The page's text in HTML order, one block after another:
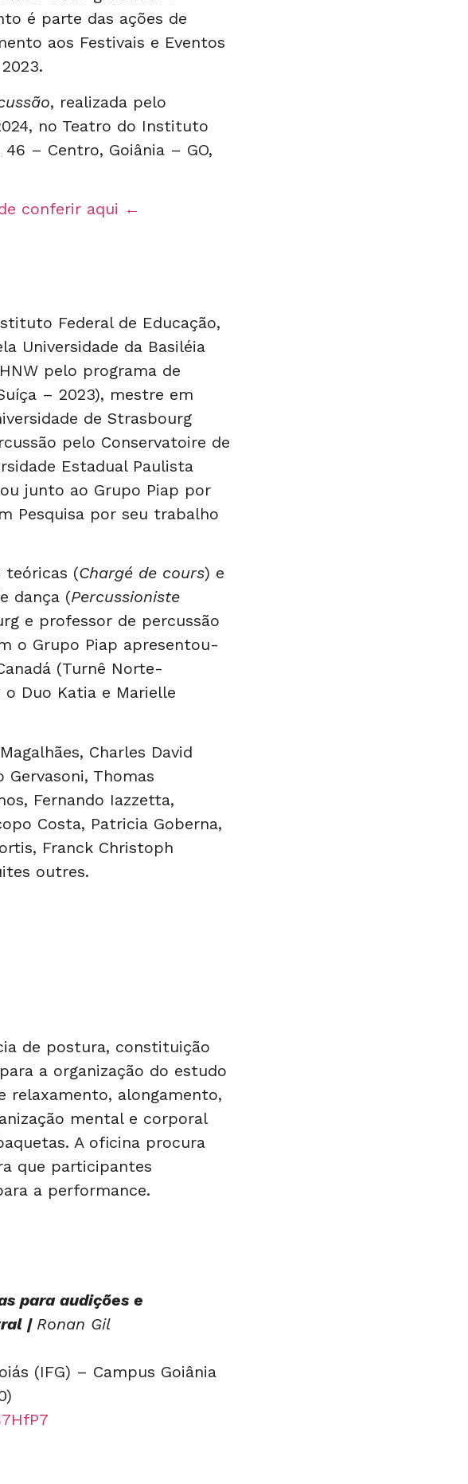
é parte das ações de
aos Festivais e Eventos
, realizada pelo
no Teatro do Instituto
46 – Centro, Goiânia – GO,
conferir aqui ←
Federal de Educação,
Universidade da Basiléia
pelo programa de
– 2023), mestre em
de Strasbourg
pelo Conservatoire de
Estadual Paulista
junto ao Grupo Piap por
Pesquisa por seu trabalho
teóricas (Chargé de cours) e
dança (Percussioniste
e professor de percussão
o Grupo Piap apresentou-
(Turnê Norte-
Duo Katia e Marielle
Charles David
Gervasoni, Thomas
Fernando Iazzetta,
Costa, Patricia Goberna,
Franck Christoph
outres.
de postura, constituição
a organização do estudo
relaxamento, alongamento,
mental e corporal
A oficina procura
que participantes
a performance.
para audições e
| Ronan Gil
(IFG) – Campus Goiânia